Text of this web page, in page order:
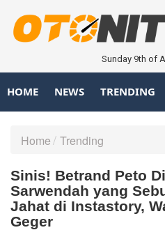
Sunday 9th of
HOME NEWS TRENDING
Home Trending
Sinis! Betrand Peto
Sarwendah yang
Jahat di Instastory,
Geger